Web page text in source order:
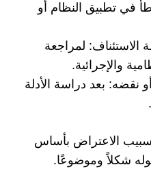
في تطبيق النظام أو
لمراجعة
والإجرائية.
نقضه: بعد دراسة الأدلة
وتسبيب الاعتراض بأساس
شكلاً وموضوعًا.